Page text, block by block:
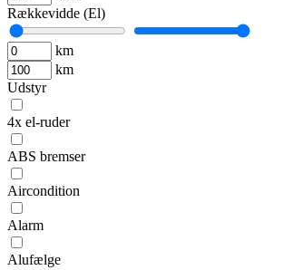
Rækkevidde (El)
km
km
Udstyr
4x el-ruder
ABS bremser
Aircondition
Alarm
Alufælge